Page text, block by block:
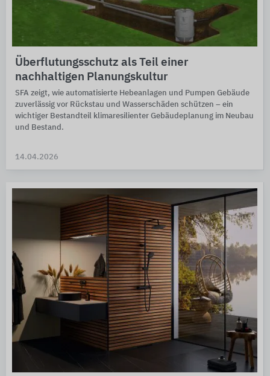
Überflutungsschutz als Teil einer
nachhaltigen Planungskultur
SFA zeigt, wie automatisierte Hebeanlagen und Pumpen Gebäude
zuverlässig vor Rückstau und Wasserschäden schützen – ein
wichtiger Bestandteil klimaresilienter Gebäudeplanung im Neubau
und Bestand.
14.04.2026